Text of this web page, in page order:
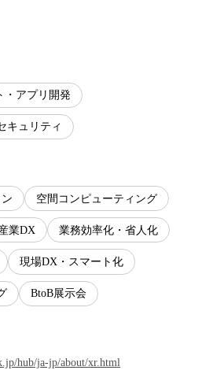
・アプリ開発
キュリティ
空間コンピューティング
業DX 業務効率化・省人化
現場DX・スマート化
BtoB展示会
hub/ja-jp/about/xr.html